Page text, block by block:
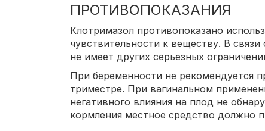
ПРОТИВОПОКАЗАНИЯ
Клотримазол противопоказано
чувствительности к веществу. В
не имеет других серьезных
При беременности не рекомендуется
триместре. При вагинальном
негативного влияния на плод не
кормления местное средство должно